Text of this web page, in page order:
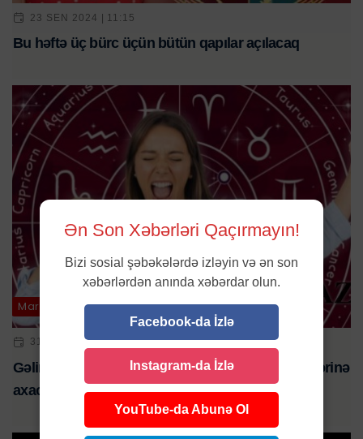
23 SEN 2024 | 11:15
Bu həftə üç bürc üçün bütün qapılar açılacaq
Maraqlı
31 YAN 2025 | 11:53
Gəlirlərini xeyli artıracaq 5 bürc - Pul onların ciblərinə
axacaq
Ən Son Xəbərləri Qaçırmayın!
Bizi sosial şəbəkələrdə izləyin və ən son
xəbərlərdən anında xəbərdar olun.
Facebook-da İzlə
Instagram-da İzlə
YouTube-da Abunə Ol